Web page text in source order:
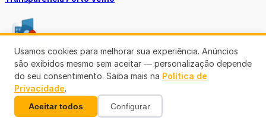
SEMUSA
(69)3901-3176
Usamos cookies para melhorar sua experiência. Anúncios
são exibidos mesmo sem aceitar — personalização depende
do seu consentimento. Saiba mais na Política de
Privacidade.
Aceitar todos Configurar